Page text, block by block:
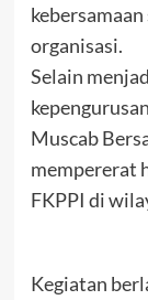
organisasi.
Selain
Muscab
mempererat
FKPPI di
Kegiatan